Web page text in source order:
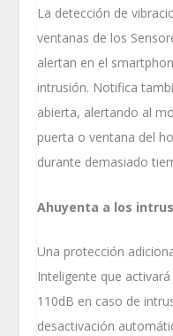
La detección de
ventanas de los
alertan en el
intrusión. Notifica
abierta, alertando al
puerta o ventana del
durante demasiado
Ahuyenta a los
Una protección
Inteligente que
110dB en caso de
desactivación